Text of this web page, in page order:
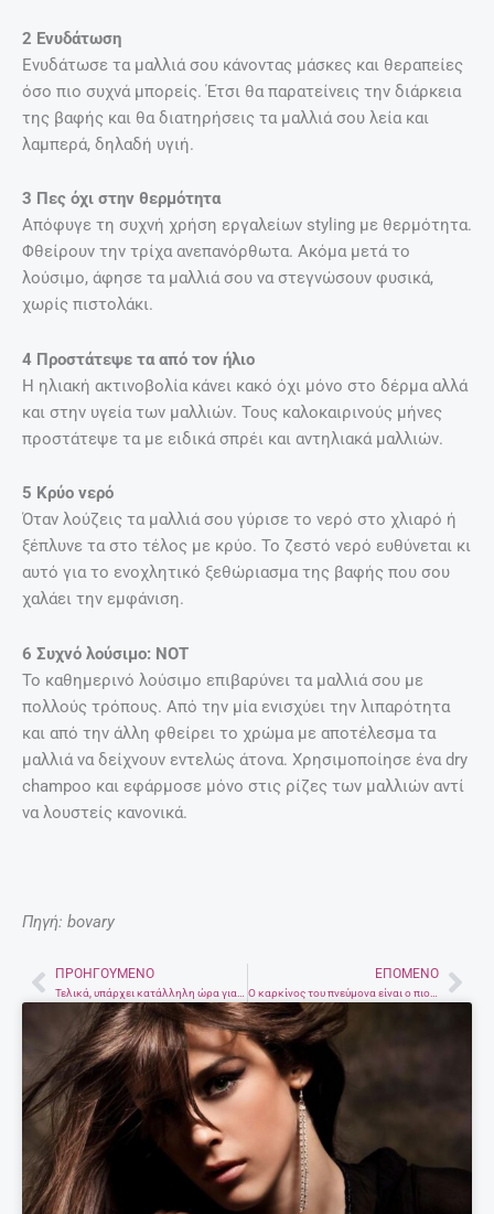
2 Ενυδάτωση
Ενυδάτωσε τα μαλλιά σου κάνοντας μάσκες και θεραπείες
όσο πιο συχνά μπορείς. Έτσι θα παρατείνεις την διάρκεια
της βαφής και θα διατηρήσεις τα μαλλιά σου λεία και
λαμπερά, δηλαδή υγιή.
3 Πες όχι στην θερμότητα
Aπόφυγε τη συχνή χρήση εργαλείων styling με θερμότητα.
Φθείρουν την τρίχα ανεπανόρθωτα. Ακόμα μετά το
λούσιμο, άφησε τα μαλλιά σου να στεγνώσουν φυσικά,
χωρίς πιστολάκι.
4 Προστάτεψε τα από τον ήλιο
Η ηλιακή ακτινοβολία κάνει κακό όχι μόνο στο δέρμα αλλά
και στην υγεία των μαλλιών. Τους καλοκαιρινούς μήνες
προστάτεψε τα με ειδικά σπρέι και αντηλιακά μαλλιών.
5 Κρύο νερό
Όταν λούζεις τα μαλλιά σου γύρισε το νερό στο χλιαρό ή
ξέπλυνε τα στο τέλος με κρύο. Το ζεστό νερό ευθύνεται κι
αυτό για το ενοχλητικό ξεθώριασμα της βαφής που σου
χαλάει την εμφάνιση.
6 Συχνό λούσιμο: NOT
Το καθημερινό λούσιμο επιβαρύνει τα μαλλιά σου με
πολλούς τρόπους. Από την μία ενισχύει την λιπαρότητα
και από την άλλη φθείρει το χρώμα με αποτέλεσμα τα
μαλλιά να δείχνουν εντελώς άτονα. Χρησιμοποίησε ένα dry
champoo και εφάρμοσε μόνο στις ρίζες των μαλλιών αντί
να λουστείς κανονικά.
Πηγή: bovary
Prev
ΠΡΟΗΓΟΎΜΕΝΟ ΕΠΌΜΕΝΟ
Ο καρκίνος του πνεύμονα είναι ο πιο συχνός καρκίνος στην Κρήτη